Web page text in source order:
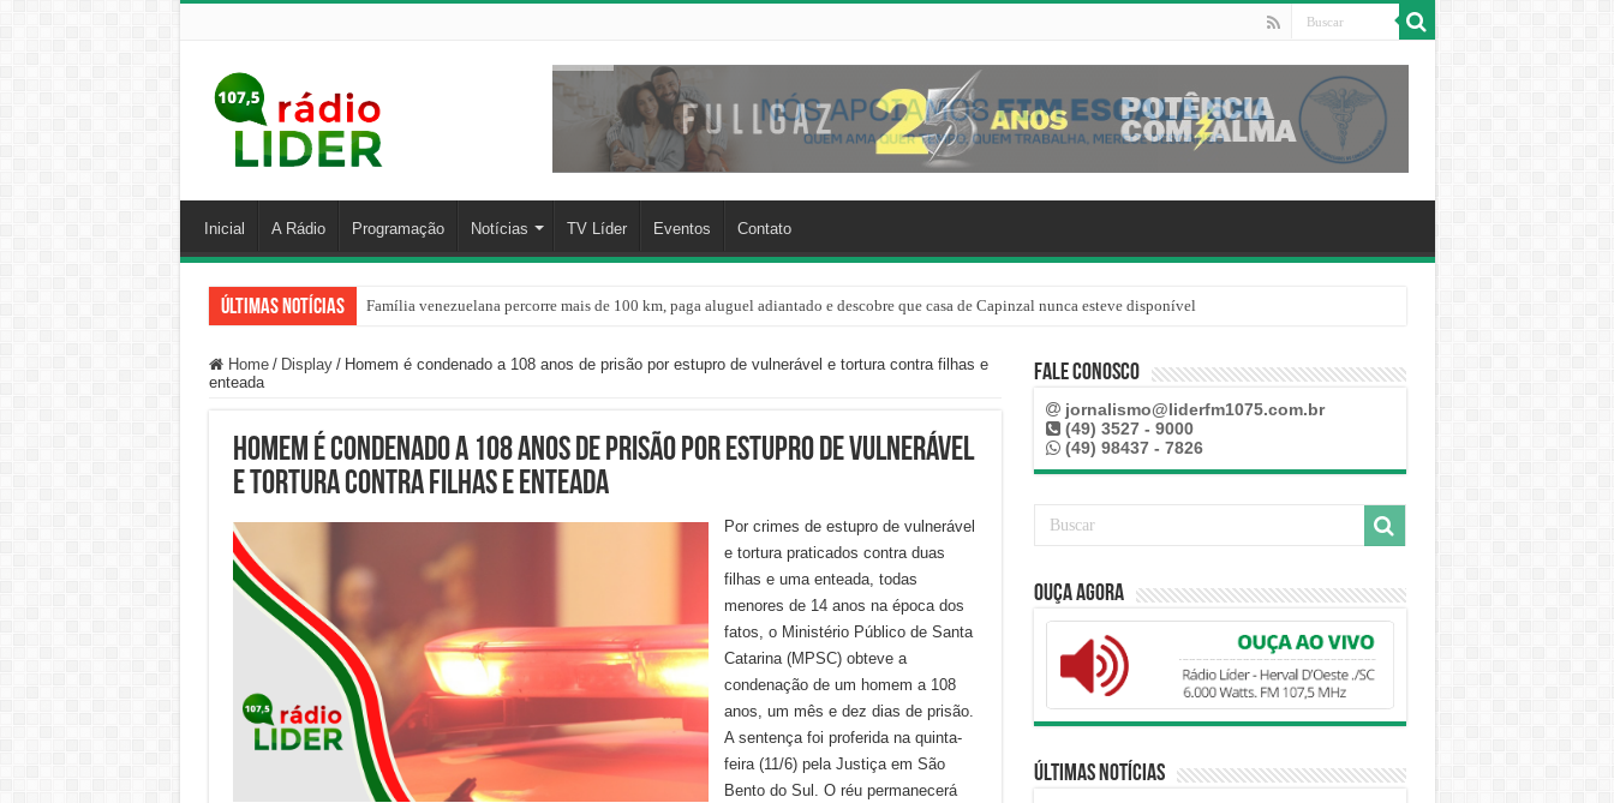
Inicial A Rádio Programação Notícias TV Líder Eventos Contato
Últimas Notícias Família venezuelana percorre mais de 100 km, paga aluguel adiantado e descobre que casa de Capinzal nunca esteve disponível
Centro de ciclone fica sobre o oceano e não atinge diretamente SC, informa Defesa Civil
Home / Display / Homem é condenado a 108 anos de prisão por estupro de vulnerável e tortura contra filhas e
enteada
Homem é condenado a 108 anos de prisão por estupro de vulnerável
e tortura contra filhas e enteada
Por crimes de estupro de vulnerável
e tortura praticados contra duas
filhas e uma enteada, todas
menores de 14 anos na época dos
fatos, o Ministério Público de Santa
Catarina (MPSC) obteve a
condenação de um homem a 108
anos, um mês e dez dias de prisão.
A sentença foi proferida na quinta-
feira (11/6) pela Justiça em São
Bento do Sul. O réu permanecerá
Fale Conosco
jornalismo@liderfm1075.com.br
(49) 3527 - 9000
(49) 98437 - 7826
Ouça Agora
Últimas Notícias